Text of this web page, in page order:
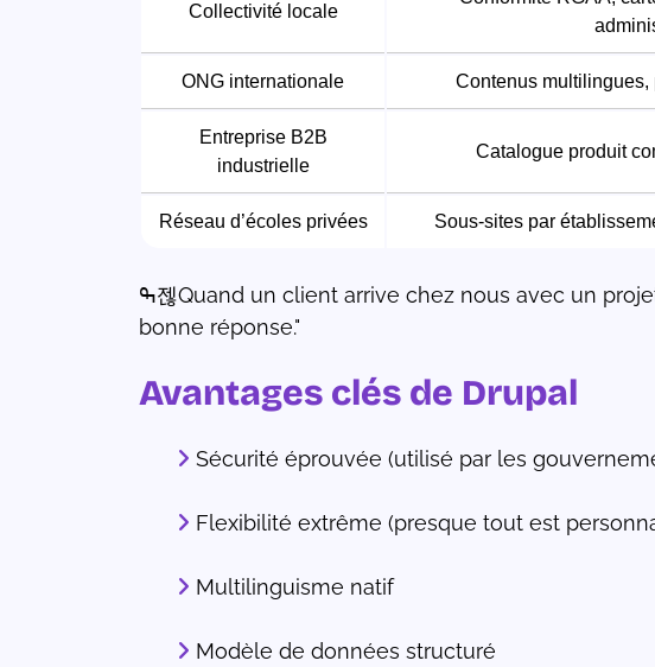
Collectivité locale
ONG internationale Contenus
Entreprise B2B
industrielle
Catalogue produit
Réseau d’écoles privées Sous-sites par
ߒ젢Quand un client arrive chez nous avec un projet qui a besoin de structure, de robustesse, d’évolutivité… Drupal est souvent la
bonne réponse."
Avantages clés de Drupal
Sécurité éprouvée (utilisé par les
Flexibilité extrême (presque tout est
Multilinguisme natif
Modèle de données structuré